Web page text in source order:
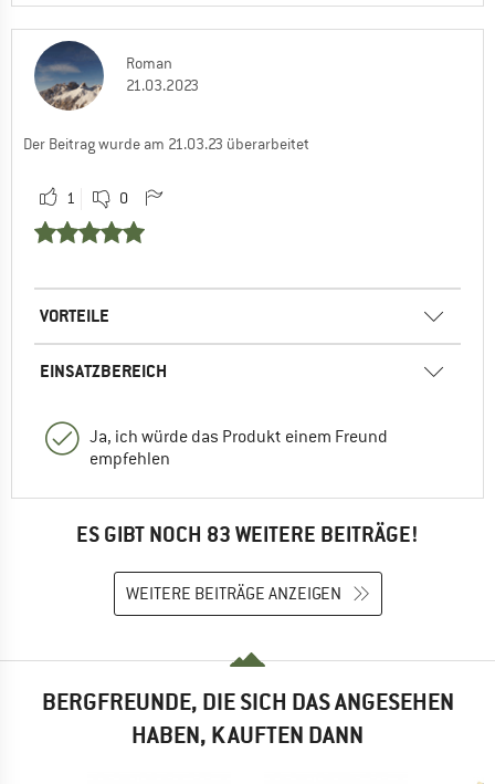
Roman
21.03.2023
Der Beitrag wurde am 21.03.23 überarbeitet
1 0
VORTEILE
EINSATZBEREICH
Ja, ich würde das Produkt einem Freund
empfehlen
ES GIBT NOCH 83 WEITERE BEITRÄGE!
WEITERE BEITRÄGE ANZEIGEN
BERGFREUNDE, DIE SICH DAS ANGESEHEN
HABEN, KAUFTEN DANN